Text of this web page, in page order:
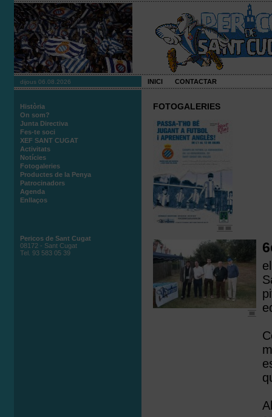
dijous 06.08.2026 INICI CONTACTAR
Història
On som?
Junta Directiva
Fes-te soci
XEF SANT CUGAT
Activitats
Notícies
Fotogaleries
Productes de la Penya
Patrocinadors
Agenda
Enllaços
Pericos de Sant Cugat
08172 - Sant Cugat
Tel. 93 583 05 39
FOTOGALERIES